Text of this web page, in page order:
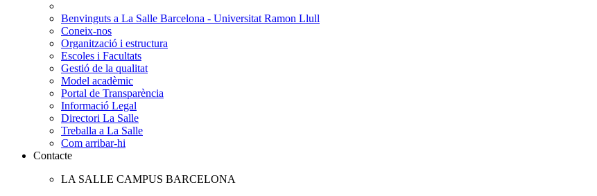
Benvinguts a La Salle Barcelona - Universitat Ramon Llull
Coneix-nos
Organització i estructura
Escoles i Facultats
Gestió de la qualitat
Model acadèmic
Portal de Transparència
Informació Legal
Directori La Salle
Treballa a La Salle
Com arribar-hi
Contacte
LA SALLE CAMPUS BARCELONA